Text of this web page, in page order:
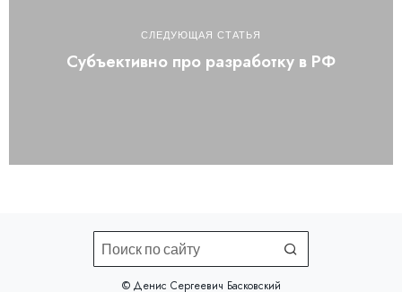
СЛЕДУЮЩАЯ СТАТЬЯ
Субъективно про разработку в РФ
©️ Денис Сергеевич Басковский